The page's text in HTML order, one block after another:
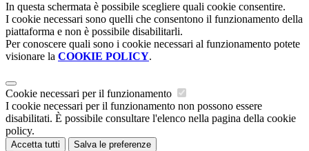
In questa schermata è possibile scegliere quali cookie consentire.
I cookie necessari sono quelli che consentono il funzionamento della
piattaforma e non è possibile disabilitarli.
Per conoscere quali sono i cookie necessari al funzionamento potete
visionare la COOKIE POLICY.
Cookie necessari per il funzionamento
I cookie necessari per il funzionamento non possono essere
disabilitati. È possibile consultare l'elenco nella pagina della cookie
policy.
Accetta tutti Salva le preferenze